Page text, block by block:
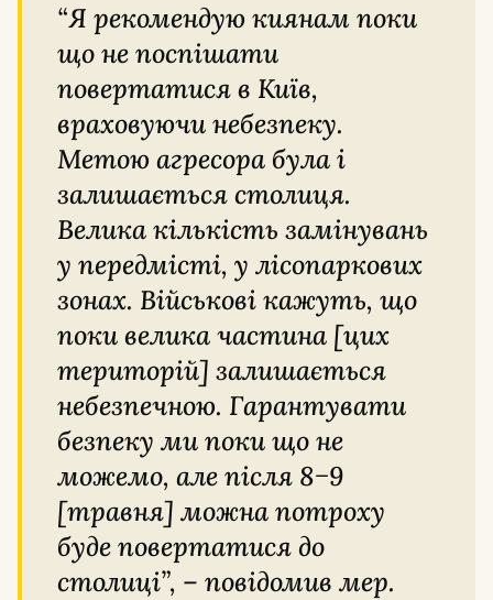
“Я рекомендую киянам поки
що не поспішати
повертатися в Київ,
враховуючи небезпеку.
Метою агресора була і
залишається столиця.
Велика кількість замінувань
у передмісті, у лісопаркових
зонах. Військові кажуть, що
поки велика частина [цих
територій] залишається
небезпечною. Гарантувати
безпеку ми поки що не
можемо, але після 8−9
[травня] можна потроху
буде повертатися до
столиці”, – повідомив мер.